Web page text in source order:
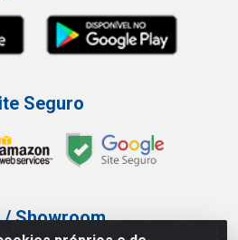
Seguro
/ Showroom